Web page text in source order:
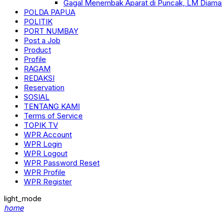
Gagal Menembak Aparat di Puncak, LM
POLDA PAPUA
POLITIK
PORT NUMBAY
Post a Job
Product
Profile
RAGAM
REDAKSI
Reservation
SOSIAL
TENTANG KAMI
Terms of Service
TOPIK TV
WPR Account
WPR Login
WPR Logout
WPR Password Reset
WPR Profile
WPR Register
light_mode
home